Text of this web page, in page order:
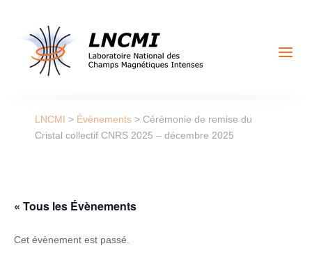
a
LNCMI > Évènements> Cérémonie de remise du
Cristal collectif CNRS 2025 – décembre 2025
« Tous les Évènements
Cet évènement est passé.